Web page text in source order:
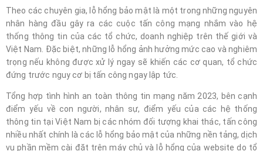
Theo các chuyên gia, lỗ hổng bảo mật là một trong những nguyên
nhân hàng đầu gây ra các cuộc tấn công mạng nhắm vào hệ
thống thông tin của các tổ chức, doanh nghiệp trên thế giới và
Việt Nam. Đặc biệt, những lỗ hổng ảnh hưởng mức cao và nghiêm
trọng nếu không được xử lý ngay sẽ khiến các cơ quan, tổ chức
đứng trước nguy cơ bị tấn công ngay lập tức.
Tổng hợp tình hình an toàn thông tin mạng năm 2023, bên cạnh
điểm yếu về con người, nhân sự, điểm yếu của các hệ thống
thông tin tại Việt Nam bị các nhóm đối tượng khai thác, tấn công
nhiều nhất chính là các lỗ hổng bảo mật của những nền tảng, dịch
vụ phần mềm cài đặt trên máy chủ và lỗ hổng của website do tổ